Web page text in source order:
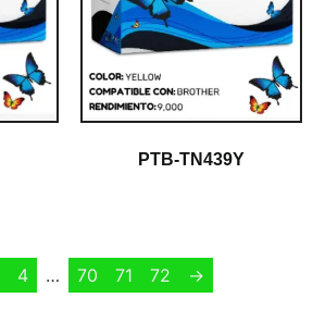
PTB-TN439Y
4 … 70 71 72 →